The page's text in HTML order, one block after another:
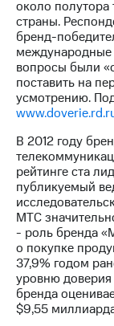
выкупа
акций
Рынок
о
Другое
около полутора
страны.
бренд-
вопросы были
поставить на
усмотрению.
В 2012 году
рейтинге ста
публикуемый
МТС
- роль бренда
о покупке
37,9% годом
уровню доверия
бренда
$9,55